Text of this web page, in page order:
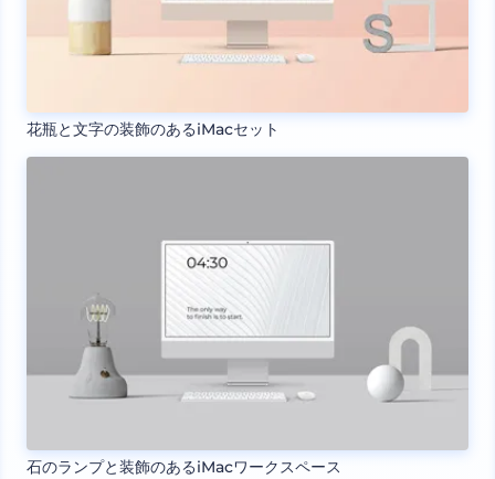
花瓶と文字の装飾のあるiMacセット
石のランプと装飾のあるiMacワークスペース